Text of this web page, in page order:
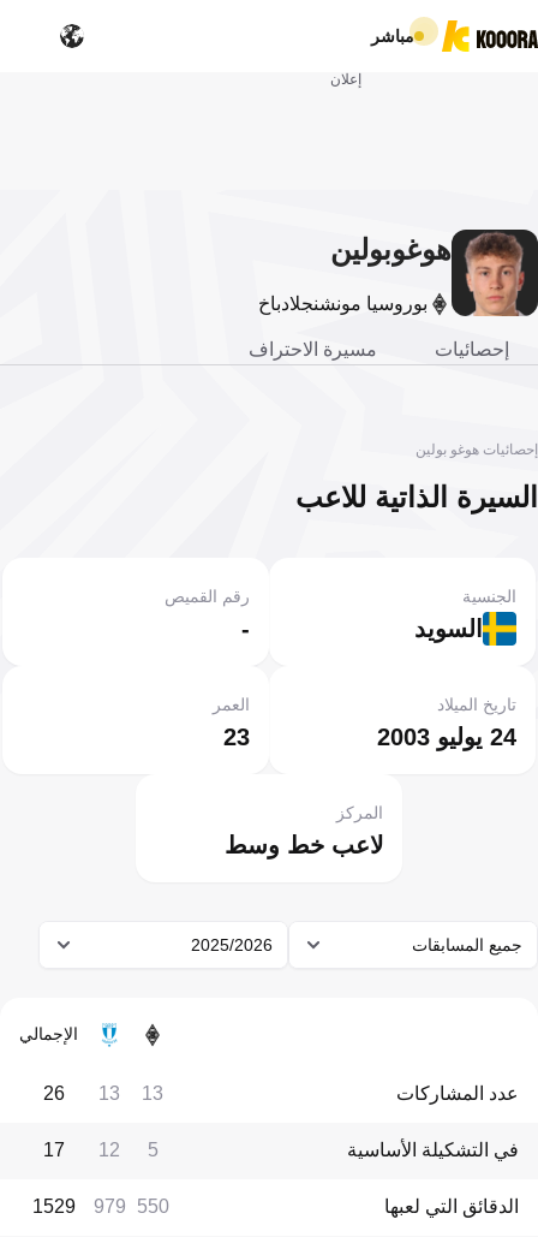
مباشر
إعلان
هوغوبولين
بوروسيا مونشنجلادباخ
إحصائيات مسيرة الاحتراف
إحصائيات هوغو بولين
السيرة الذاتية للاعب
السويد
الجنسية
-
رقم القميص
24 يوليو 2003
تاريخ الميلاد
23
العمر
لاعب خط وسط
المركز
جميع المسابقات 2025/2026
الإجمالي
عدد المشاركات 13
13
26
في التشكيلة الأساسية 5
12
17
الدقائق التي لعبها 550
979
1529